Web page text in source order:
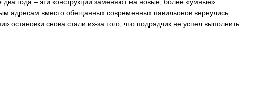
адресам вместо обещанных современных павильонов вернулись
снова стали из-за того, что подрядчик не успел выполнить